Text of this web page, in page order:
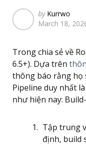
Posted
by
by Kurrwo
March 18,
Trong chia sẻ về
6.5+). Dựa trên
thông báo rằng họ
Pipeline duy nhất là
như hiện nay:
Tập trung
định, build